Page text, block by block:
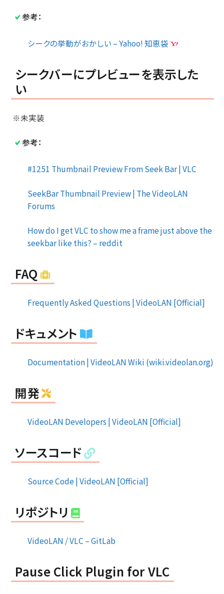
参考：
シークの挙動がおかしい – Yahoo! 知恵袋
シークバーにプレビューを表示した
い
※未実装
参考：
#1251 Thumbnail Preview From Seek Bar | VLC
SeekBar Thumbnail Preview | The VideoLAN
Forums
How do I get VLC to show me a frame just above the
seekbar like this? – reddit
FAQ
Frequently Asked Questions | VideoLAN [Official]
ドキュメント
Documentation | VideoLAN Wiki (wiki.videolan.org)
開発
VideoLAN Developers | VideoLAN [Official]
ソースコード
Source Code | VideoLAN [Official]
リポジトリ
VideoLAN / VLC – GitLab
Pause Click Plugin for VLC